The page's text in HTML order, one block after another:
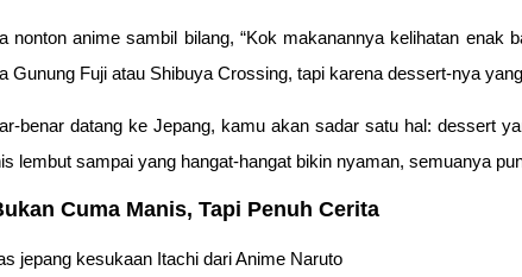
nonton anime sambil bilang, “Kok makanannya kelihatan
Gunung Fuji atau Shibuya Crossing, tapi karena dessert-nya
benar datang ke Jepang, kamu akan sadar satu hal: dessert
lembut sampai yang hangat-hangat bikin nyaman, semuanya
Cuma Manis, Tapi Penuh Cerita